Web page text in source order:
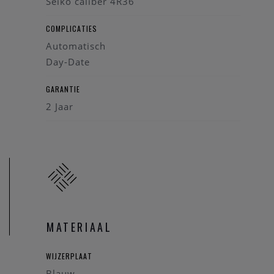
COMPLICATIES
Automatisch
Day-Date
GARANTIE
2 Jaar
MATERIAAL
WIJZERPLAAT